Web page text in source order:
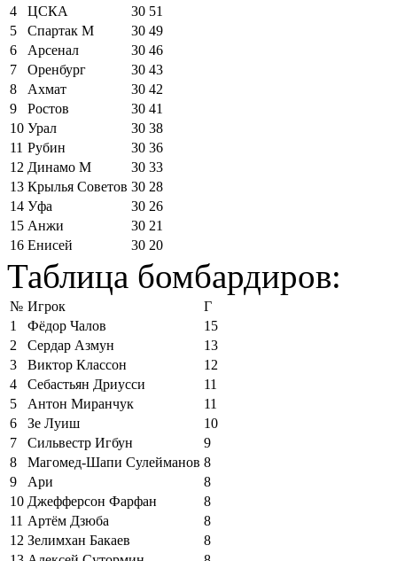
4
ЦСКА 30 51
5
Спартак М 30 49
6
Арсенал 30 46
7
Оренбург 30 43
8
Ахмат 30 42
9
Ростов 30 41
10 Урал 30 38
11 Рубин 30 36
12 Динамо М 30 33
13 Крылья Советов 30 28
14 Уфа 30 26
15 Анжи 30 21
16 Енисей 30 20
Таблица бомбардиров:
№ Игрок
Г
1
Фёдор Чалов
15
2
Сердар Азмун
13
3
Виктор Классон
12
4
Себастьян Дриусси
11
5
Антон Миранчук
11
6
Зе Луиш
10
7
Сильвестр Игбун
9
8
Магомед-Шапи Сулейманов 8
9
Ари
8
10 Джефферсон Фарфан
8
11 Артём Дзюба
8
12 Зелимхан Бакаев
8